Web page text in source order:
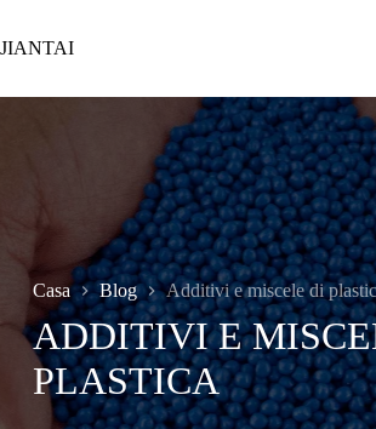
contenuto
JIANTAI
Casa Blog Additivi e miscele di
ADDITIVI E
PLASTICA